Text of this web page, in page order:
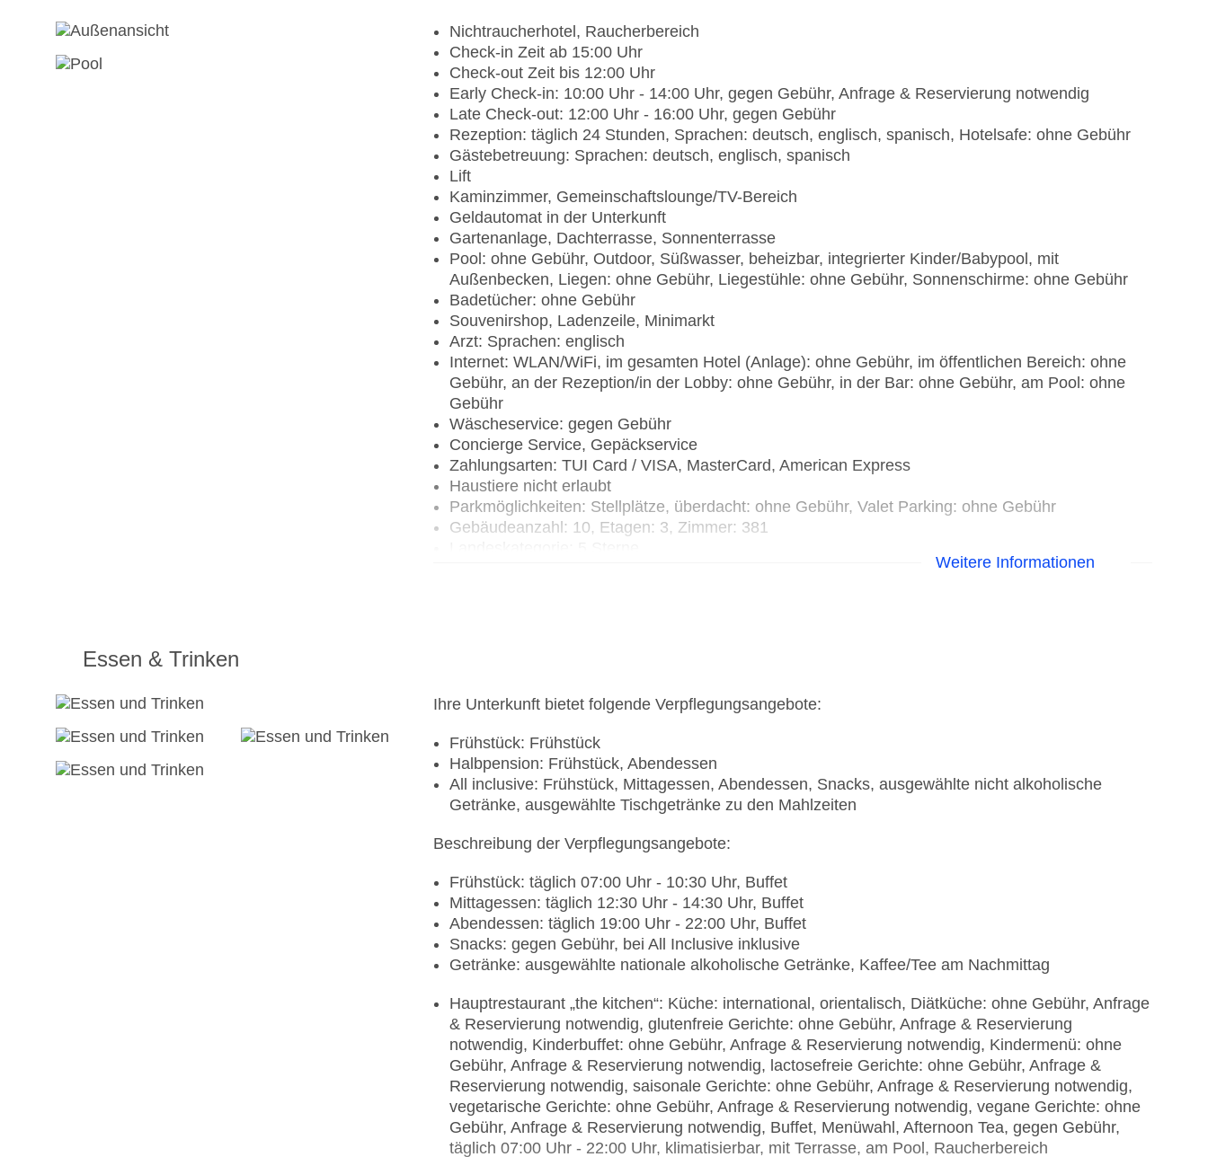
Nichtraucherhotel, Raucherbereich
Check-in Zeit ab 15:00 Uhr
Check-out Zeit bis 12:00 Uhr
Early Check-in: 10:00 Uhr - 14:00 Uhr, gegen Gebühr, Anfrage & Reservierung notwendig
Late Check-out: 12:00 Uhr - 16:00 Uhr, gegen Gebühr
Rezeption: täglich 24 Stunden, Sprachen: deutsch, englisch, spanisch, Hotelsafe: ohne Gebühr
Gästebetreuung: Sprachen: deutsch, englisch, spanisch
Lift
Kaminzimmer, Gemeinschaftslounge/TV-Bereich
Geldautomat in der Unterkunft
Gartenanlage, Dachterrasse, Sonnenterrasse
Pool: ohne Gebühr, Outdoor, Süßwasser, beheizbar, integrierter Kinder/Babypool, mit
Außenbecken, Liegen: ohne Gebühr, Liegestühle: ohne Gebühr, Sonnenschirme: ohne Gebühr
Badetücher: ohne Gebühr
Souvenirshop, Ladenzeile, Minimarkt
Arzt: Sprachen: englisch
Internet: WLAN/WiFi, im gesamten Hotel (Anlage): ohne Gebühr, im öffentlichen Bereich: ohne
Gebühr, an der Rezeption/in der Lobby: ohne Gebühr, in der Bar: ohne Gebühr, am Pool: ohne
Gebühr
Wäscheservice: gegen Gebühr
Concierge Service, Gepäckservice
Zahlungsarten: TUI Card / VISA, MasterCard, American Express
Haustiere nicht erlaubt
Parkmöglichkeiten: Stellplätze, überdacht: ohne Gebühr, Valet Parking: ohne Gebühr
Gebäudeanzahl: 10, Etagen: 3, Zimmer: 381
Weitere Informationen
Essen & Trinken
Ihre Unterkunft bietet folgende Verpflegungsangebote:
Frühstück: Frühstück
Halbpension: Frühstück, Abendessen
All inclusive: Frühstück, Mittagessen, Abendessen, Snacks, ausgewählte nicht alkoholische
Getränke, ausgewählte Tischgetränke zu den Mahlzeiten
Beschreibung der Verpflegungsangebote:
Frühstück: täglich 07:00 Uhr - 10:30 Uhr, Buffet
Mittagessen: täglich 12:30 Uhr - 14:30 Uhr, Buffet
Abendessen: täglich 19:00 Uhr - 22:00 Uhr, Buffet
Snacks: gegen Gebühr, bei All Inclusive inklusive
Getränke: ausgewählte nationale alkoholische Getränke, Kaffee/Tee am Nachmittag
Hauptrestaurant „the kitchen“: Küche: international, orientalisch, Diätküche: ohne Gebühr, Anfrage
& Reservierung notwendig, glutenfreie Gerichte: ohne Gebühr, Anfrage & Reservierung
notwendig, Kinderbuffet: ohne Gebühr, Anfrage & Reservierung notwendig, Kindermenü: ohne
Gebühr, Anfrage & Reservierung notwendig, lactosefreie Gerichte: ohne Gebühr, Anfrage &
Reservierung notwendig, saisonale Gerichte: ohne Gebühr, Anfrage & Reservierung notwendig,
vegetarische Gerichte: ohne Gebühr, Anfrage & Reservierung notwendig, vegane Gerichte: ohne
Gebühr, Anfrage & Reservierung notwendig, Buffet, Menüwahl, Afternoon Tea, gegen Gebühr,
täglich 07:00 Uhr - 22:00 Uhr, klimatisierbar, mit Terrasse, am Pool, Raucherbereich